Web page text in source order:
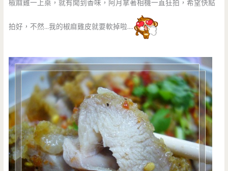
椒麻雞一上桌，就有聞到香味，阿月拿著相機一直狂拍，希望快點
拍好，不然…我的椒麻雞皮就要軟掉啦….